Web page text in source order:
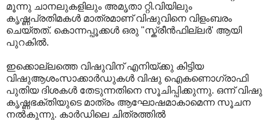
മൂന്നു ചാനലുകളിലും അമൃതാ റ്റി.വിയിലും
കൃഷ്ണപ്രതിമകള്‍ മാത്രമാണ്‌ വിഷുവിനെ വിളംബരം
ചെയ്തത്‌. കൊന്നപ്പൂക്കള്‍ ഒരു "സ്ക്രീന്‍ഫില്ലര്‍' ആയി
പുറകില്‍.
ഇക്കൊല്ലത്തെ വിഷുവിന്‌ എനിയ്ക്കു കിട്ടിയ
വിഷുആശംസാക്കാര്‍ഡുകള്‍ വിഷു ഐകണൊഗ്രാഫി
പുതിയ ദിശകള്‍ തേടുന്നതിനെ സൂചിപ്പിക്കുന്നു. ഒന്ന്‌ വിഷു
കൃഷ്ണഭക്തിയുടെ മാത്രം ആഘോഷമാകാമെന്ന സൂചന
നല്‍കുന്നു. കാര്‍ഡിലെ ചിത്രത്തില്‍